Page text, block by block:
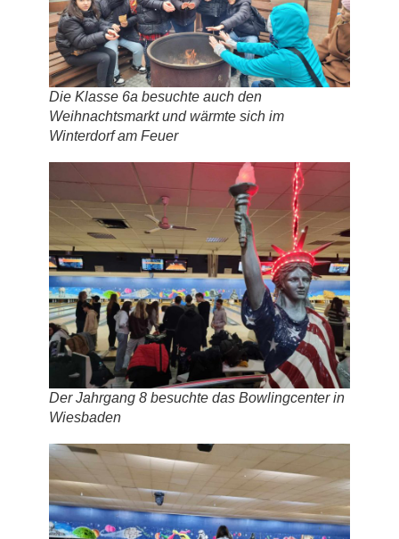
Die Klasse 6a besuchte auch den
Weihnachtsmarkt und wärmte sich im
Winterdorf am Feuer
Der Jahrgang 8 besuchte das Bowlingcenter in
Wiesbaden